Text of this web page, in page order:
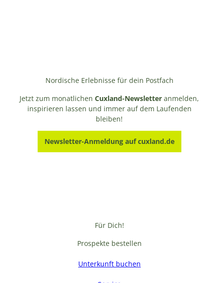
Nordische Erlebnisse für dein Postfach
Jetzt zum monatlichenCuxland-Newsletter anmelden,
inspirieren lassen und immer auf dem Laufenden
bleiben!
Newsletter-Anmeldung auf cuxland.de
Für Dich!
Prospekte bestellen
Unterkunft buchen